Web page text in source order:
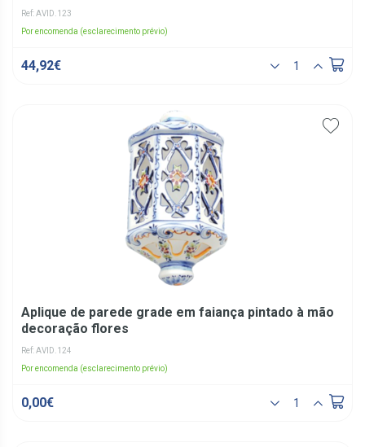
Ref: AVID.123
Por encomenda (esclarecimento prévio)
44,92€
Aplique de parede grade em faiança pintado à mão
decoração flores
Ref: AVID.124
Por encomenda (esclarecimento prévio)
0,00€